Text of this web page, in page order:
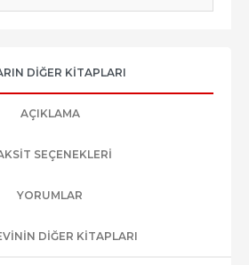
DIĞER KITAPLARI
AÇIKLAMA
SEÇENEKLERI
YORUMLAR
DIĞER KITAPLARI